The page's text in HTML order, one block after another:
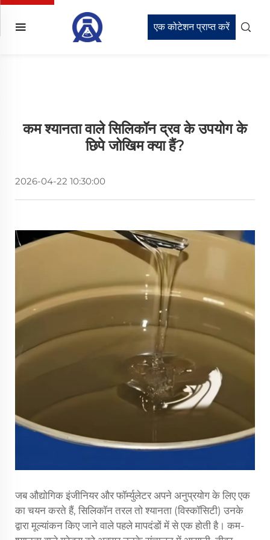
एक कोटेशन प्राप्त करें
कम श्यानता वाले सिलिकॉन द्रव के उपयोग के
छिपे जोखिम क्या हैं?
2026-04-22 10:30:00
जब औद्योगिक इंजीनियर और फॉर्म्युलेटर अपने अनुप्रयोग के लिए एक
का चयन करते हैं, सिलिकॉन तरलतो श्यानता (विस्कॉसिटी) उनके
द्वारा मूल्यांकन किए जाने वाले पहले मापदंडों में से एक होती है। कम-